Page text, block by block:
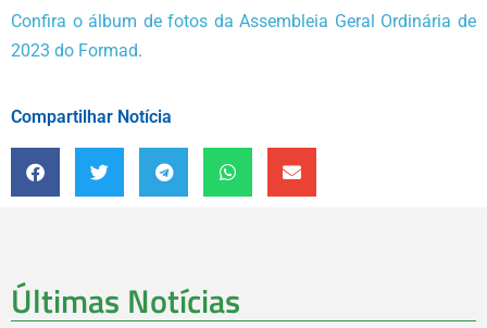
Confira o álbum de fotos da Assembleia Geral Ordinária de
2023 do Formad.
Compartilhar Notícia
Últimas Notícias